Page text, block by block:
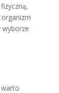
wyborze